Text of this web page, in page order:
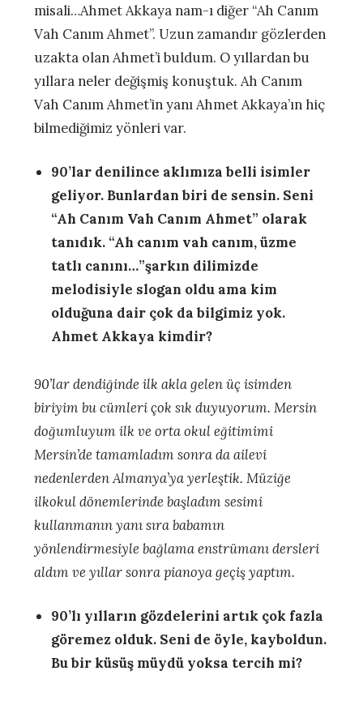
misali…Ahmet Akkaya nam-ı diğer “Ah Canım
Vah Canım Ahmet”. Uzun zamandır gözlerden
uzakta olan Ahmet’i buldum. O yıllardan bu
yıllara neler değişmiş konuştuk. Ah Canım
Vah Canım Ahmet’in yanı Ahmet Akkaya’ın hiç
bilmediğimiz yönleri var.
90’lar denilince aklımıza belli isimler
geliyor. Bunlardan biri de sensin. Seni
“Ah Canım Vah Canım Ahmet” olarak
tanıdık. “Ah canım vah canım, üzme
tatlı canını…”şarkın dilimizde
melodisiyle slogan oldu ama kim
olduğuna dair çok da bilgimiz yok.
Ahmet Akkaya kimdir?
90’lar dendiğinde ilk akla gelen üç isimden
biriyim bu cümleri çok sık duyuyorum. Mersin
doğumluyum ilk ve orta okul eğitimimi
Mersin’de tamamladım sonra da ailevi
nedenlerden Almanya’ya yerleştik. Müziğe
ilkokul dönemlerinde başladım sesimi
kullanmanın yanı sıra babamın
yönlendirmesiyle bağlama enstrümanı dersleri
aldım ve yıllar sonra pianoya geçiş yaptım.
90’lı yılların gözdelerini artık çok fazla
göremez olduk. Seni de öyle, kayboldun.
Bu bir küsüş müydü yoksa tercih mi?